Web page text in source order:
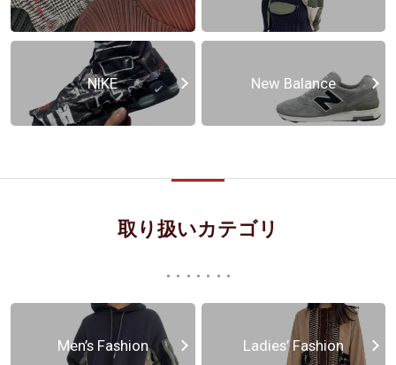
NIKE New Balance
取り扱いカテゴリ
Men’s Fashion Ladies’ Fashion